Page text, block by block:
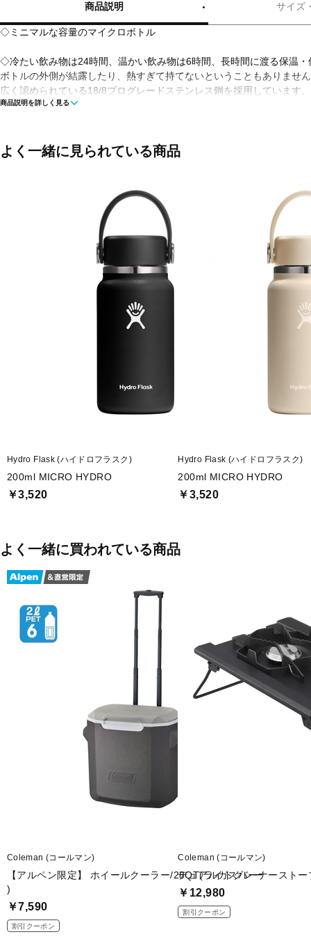
商品説明 サイズ
◇ミニマルな容量のマイクロボトル
◇冷たい飲み物は24時間、温かい飲み物は6時間、長時間に渡る保温
ボトルの外側が結露したり、熱すぎて持てないということもありませ
広く認められている18/8プログレードステンレス鋼を採用しています
り、飲み物をおいしく保つことができます。優れたパウダーコーティ
響を及ぼす可能性のある化合物ビスフェノールA不使用のBPA FREEで
■素材：内びん/ステンレス、鋼胴部/ステンレス鋼、フタ/ポリプロピ
■サイズ：57×57×135mm、口径/33mm
■保温・保冷効力：保冷24時間、保温6時間
商品説明を詳しく見る
よく一緒に見られている商品
Hydro Flask (ハイドロフラスク)
200ml MICRO HYDRO
￥3,520
Hydro Flask (ハイドロフラスク)
200ml MICRO HYDRO
￥3,520
よく一緒に買われている商品
Coleman (コールマン)
【アルペン限定】 ホイールクーラー/28QT(ライトグレー
)
￥7,590
割引クーポン
Coleman (コールマン)
デュアルガスバーナーストー
￥12,980
割引クーポン